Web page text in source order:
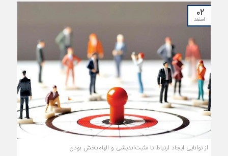
پژواک گرفتار می‌شویم، این خطر وجود دارد که آخرین نفری باشیم که متوجه
می‌شود مشکلی وجود دارد.
۰۲
اسفند
از توانایی ایجاد ارتباط تا مثبت‏‏‌اندیشی و الهام‏‏‌بخش بودن